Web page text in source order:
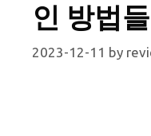
인 방법들
2023-12-11 by